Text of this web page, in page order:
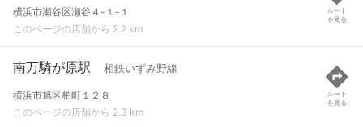
横浜市瀬谷区瀬谷４-１-１
このページの店舗から 2.2 km
ルート
を見る
南万騎が原駅 相鉄いずみ野線
横浜市旭区柏町１２８
このページの店舗から 2.3 km
ルート
を見る